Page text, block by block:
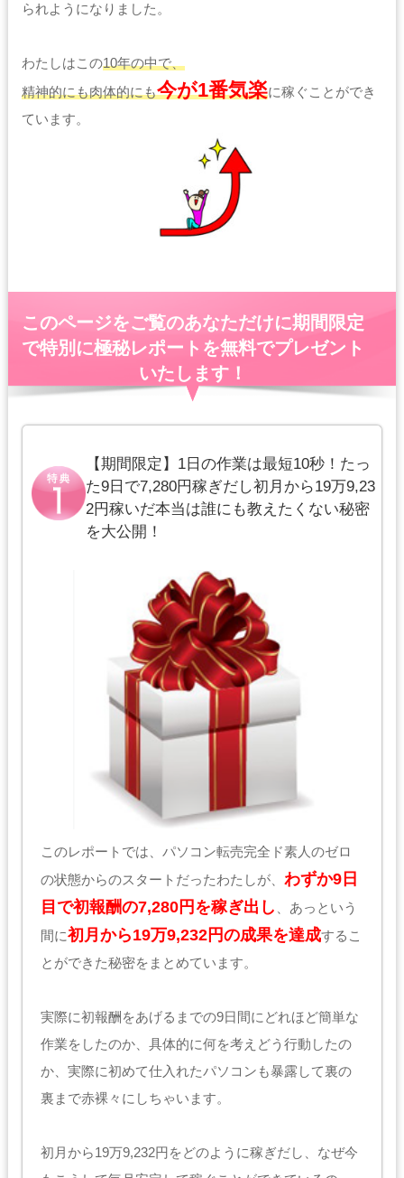
られようになりました。
わたしはこの10年の中で、
精神的にも肉体的にも今が1番気楽に稼ぐことができ
ています。
このページをご覧のあなただけに期間限定
で特別に極秘レポートを無料でプレゼント
いたします！
【期間限定】1日の作業は最短10秒！たっ
た9日で7,280円稼ぎだし初月から19万9,23
2円稼いだ本当は誰にも教えたくない秘密
を大公開！
このレポートでは、パソコン転売完全ド素人のゼロ
の状態からのスタートだったわたしが、 わずか9日
目で初報酬の7,280円を稼ぎ出し
、あっという
間に初月から19万9,232円の成果を達成するこ
とができた秘密をまとめています。
実際に初報酬をあげるまでの9日間にどれほど簡単な
作業をしたのか、具体的に何を考えどう行動したの
か、実際に初めて仕入れたパソコンも暴露して裏の
裏まで赤裸々にしちゃいます。
初月から19万9,232円をどのように稼ぎだし、なぜ今